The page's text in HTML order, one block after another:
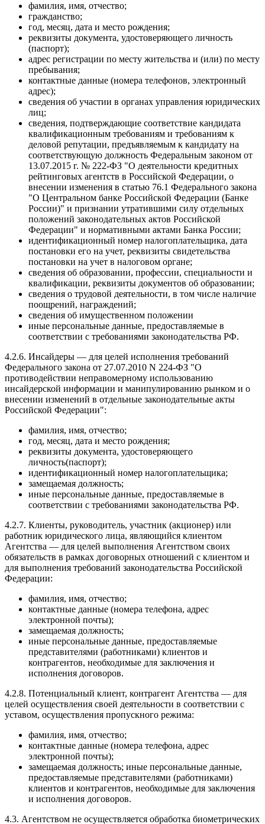
фамилия, имя, отчество;
гражданство;
год, месяц, дата и место рождения;
реквизиты документа, удостоверяющего личность
(паспорт);
адрес регистрации по месту жительства и (или) по месту
пребывания;
контактные данные (номера телефонов, электронный
адрес);
сведения об участии в органах управления юридических
лиц;
сведения, подтверждающие соответствие кандидата
квалификационным требованиям и требованиям к
деловой репутации, предъявляемым к кандидату на
соответствующую должность Федеральным законом от
13.07.2015 г. № 222-ФЗ "О деятельности кредитных
рейтинговых агентств в Российской Федерации, о
внесении изменения в статью 76.1 Федерального закона
"О Центральном банке Российской Федерации (Банке
России)" и признании утратившими силу отдельных
положений законодательных актов Российской
Федерации" и нормативными актами Банка России;
идентификационный номер налогоплательщика, дата
постановки его на учет, реквизиты свидетельства
постановки на учет в налоговом органе;
сведения об образовании, профессии, специальности и
квалификации, реквизиты документов об образовании;
сведения о трудовой деятельности, в том числе наличие
поощрений, награждений;
сведения об имущественном положении
иные персональные данные, предоставляемые в
соответствии с требованиями законодательства РФ.
4.2.6. Инсайдеры — для целей исполнения требований
Федерального закона от 27.07.2010 N 224-ФЗ "О
противодействии неправомерному использованию
инсайдерской информации и манипулированию рынком и о
внесении изменений в отдельные законодательные акты
Российской Федерации":
фамилия, имя, отчество;
год, месяц, дата и место рождения;
реквизиты документа, удостоверяющего
личность(паспорт);
идентификационный номер налогоплательщика;
замещаемая должность;
иные персональные данные, предоставляемые в
соответствии с требованиями законодательства РФ.
4.2.7. Клиенты, руководитель, участник (акционер) или
работник юридического лица, являющийся клиентом
Агентства — для целей выполнения Агентством своих
обязательств в рамках договорных отношений с клиентом и
для выполнения требований законодательства Российской
Федерации:
фамилия, имя, отчество;
контактные данные (номера телефона, адрес
электронной почты);
замещаемая должность;
иные персональные данные, предоставляемые
представителями (работниками) клиентов и
контрагентов, необходимые для заключения и
исполнения договоров.
4.2.8. Потенциальный клиент, контрагент Агентства — для
целей осуществления своей деятельности в соответствии с
уставом, осуществления пропускного режима:
фамилия, имя, отчество;
контактные данные (номера телефона, адрес
электронной почты);
замещаемая должность; иные персональные данные,
предоставляемые представителями (работниками)
клиентов и контрагентов, необходимые для заключения
и исполнения договоров.
4.3. Агентством не осуществляется обработка биометрических